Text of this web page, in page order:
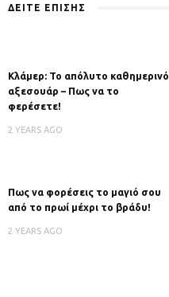
ΔΕΙΤΕ ΕΠΙΣΗΣ
Κλάμερ: Το απόλυτο καθημερινό
αξεσουάρ – Πως να το
φερέσετε!
2 YEARS AGO
Πως να φορέσεις το μαγιό σου
από το πρωί μέχρι το βράδυ!
2 YEARS AGO